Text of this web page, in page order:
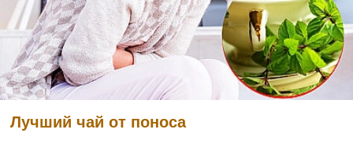
Лучший чай от поноса